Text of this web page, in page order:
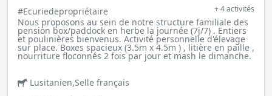
#Ecuriedepropriétaire + 4 activités
Nous proposons au sein de notre structure familiale des
pension box/paddock en herbe la journée (7j/7) . Entiers
et poulinières bienvenus. Activité personnelle d'élevage
sur place. Boxes spacieux (3.5m x 4.5m ) , litière en paille ,
nourriture floconnés 2 fois par jour et mash le dimanche.
Lusitanien,Selle français